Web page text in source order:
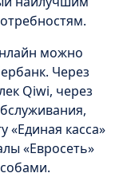
можно
Через
Qiwi, через
«Единая касса»
«Евросеть»